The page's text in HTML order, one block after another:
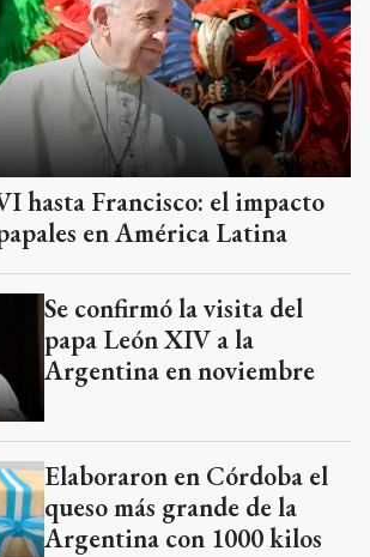
hasta Francisco: el impacto
en América Latina
Se confirmó la visita del
papa León XIV a la
Argentina en noviembre
Elaboraron en Córdoba el
queso más grande de la
Argentina con 1000 kilos